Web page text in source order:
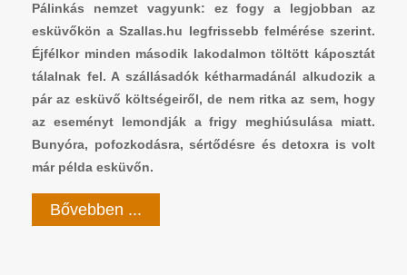
Pálinkás nemzet vagyunk: ez fogy a legjobban az
esküvőkön a Szallas.hu legfrissebb felmérése szerint.
Éjfélkor minden második lakodalmon töltött káposztát
tálalnak fel. A szállásadók kétharmadánál alkudozik a
pár az esküvő költségeiről, de nem ritka az sem, hogy
az eseményt lemondják a frigy meghiúsulása miatt.
Bunyóra, pofozkodásra, sértődésre és detoxra is volt
már példa esküvőn.
Bővebben ...